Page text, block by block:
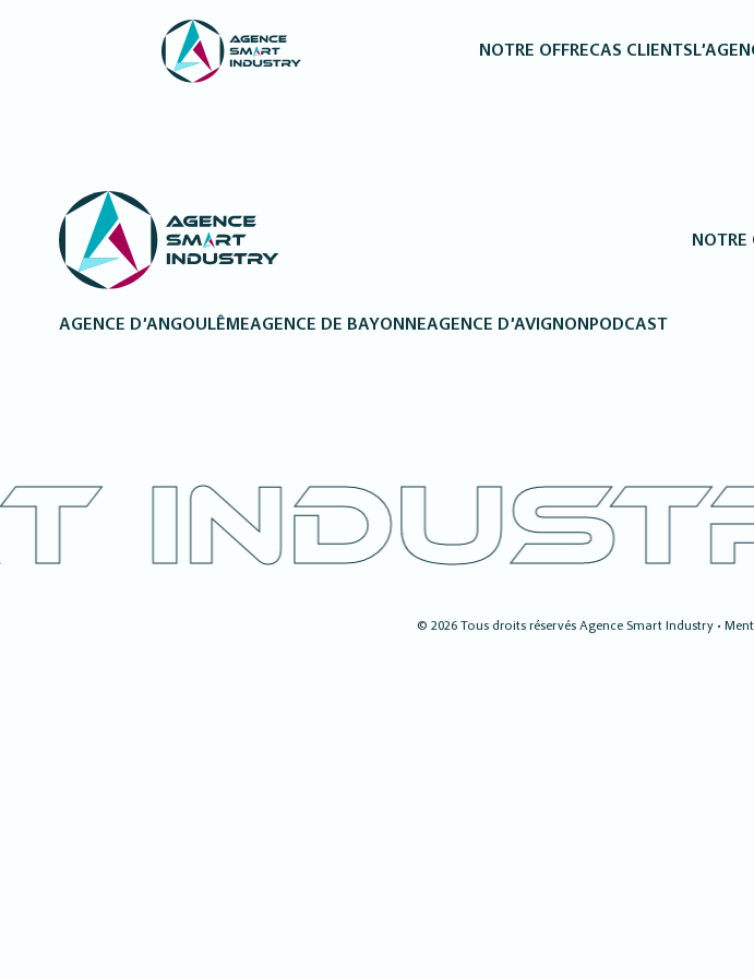
NOTRE OFFRECAS CLIENTS
NOTRE
AGENCE D’ANGOULÊMEAGENCE DE BAYONNEAGENCE D’AVIGNONPODCAST
© 2026 Tous droits réservés Agence Smart Industry •